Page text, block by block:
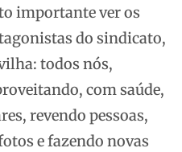
importante ver os
do sindicato,
todos nós,
com saúde,
revendo pessoas,
e fazendo novas